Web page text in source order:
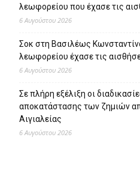
λεωφορείου που έχασε τις
6 Αυγούστου 2026
Σοκ στη Βασιλέως
λεωφορείου έχασε τις
6 Αυγούστου 2026
Σε πλήρη εξέλιξη οι
αποκατάστασης των ζημιών
Αιγιαλείας
6 Αυγούστου 2026